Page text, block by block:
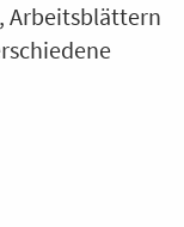
Arbeitsblättern